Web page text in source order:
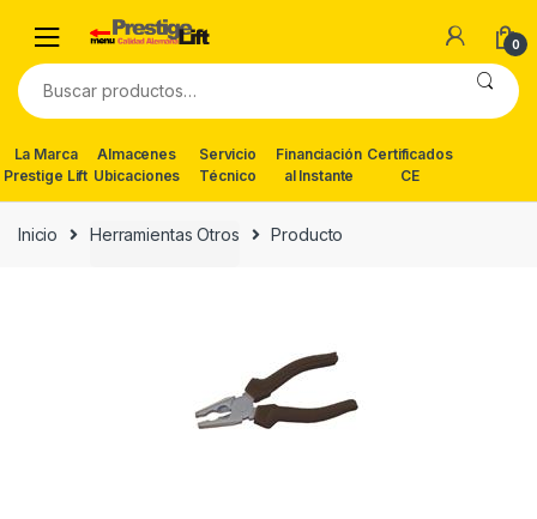
navigation
content
0
Buscar
por:
La Marca
Prestige Lift
Almacenes
Ubicaciones
Servicio
Técnico
Financiación
al Instante
Certificados
CE
Inicio Herramientas Otros Producto